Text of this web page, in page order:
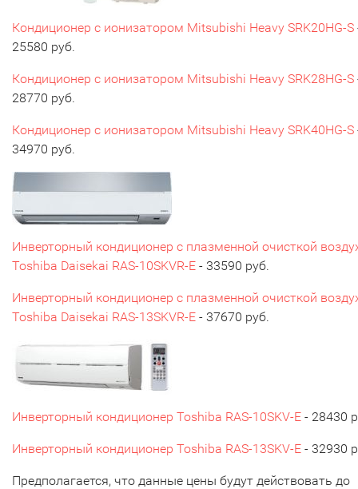
Кондиционер с ионизатором Mitsubishi Heavy SRK20HG-S
25580 руб.
Кондиционер с ионизатором Mitsubishi Heavy SRK28HG-S
28770 руб.
Кондиционер с ионизатором Mitsubishi Heavy SRK40HG-S
34970 руб.
Инверторный кондиционер с плазменной очисткой
Toshiba Daisekai RAS-10SKVR-E - 33590 руб.
Инверторный кондиционер с плазменной очисткой
Toshiba Daisekai RAS-13SKVR-E - 37670 руб.
Инверторный кондиционер Toshiba RAS-10SKV-Е - 28430
Инверторный кондиционер Toshiba RAS-13SKV-Е - 32930
Предполагается, что данные цены будут действовать до